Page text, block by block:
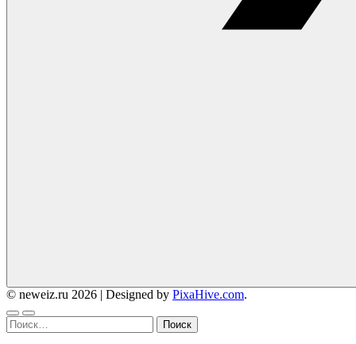
© neweiz.ru 2026 | Designed by PixaHive.com.
Найти: